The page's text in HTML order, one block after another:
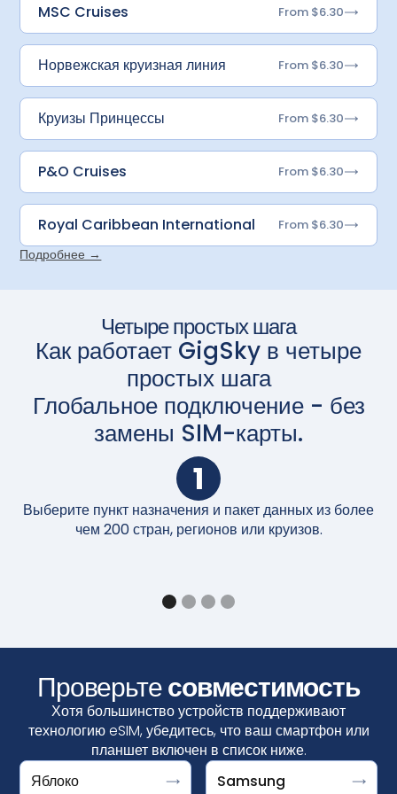
MSC Cruises From $6.30
Норвежская круизная линия From $6.30
Круизы Принцессы From $6.30
P&O Cruises From $6.30
Royal Caribbean International From $6.30
Подробнее →
Четыре простых шага
Как работает GigSky в четыре
простых шага
Глобальное подключение - без
замены SIM-карты.
1
Выберите пункт назначения и пакет данных из более
чем 200 стран, регионов или круизов.
Проверьтесовместимость
Хотя большинство устройств поддерживают
технологию eSIM, убедитесь, что ваш смартфон или
планшет включен в список ниже.
Яблоко
Samsung